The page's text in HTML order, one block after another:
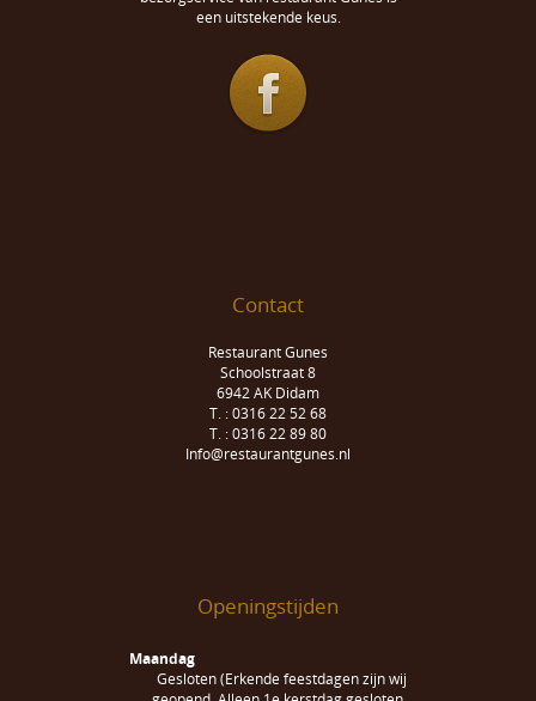
een uitstekende keus.
Contact
Restaurant Gunes
Schoolstraat 8
6942 AK Didam
T. : 0316 22 52 68
T. : 0316 22 89 80
Info@restaurantgunes.nl
Openingstijden
Maandag
Gesloten (Erkende feestdagen zijn wij